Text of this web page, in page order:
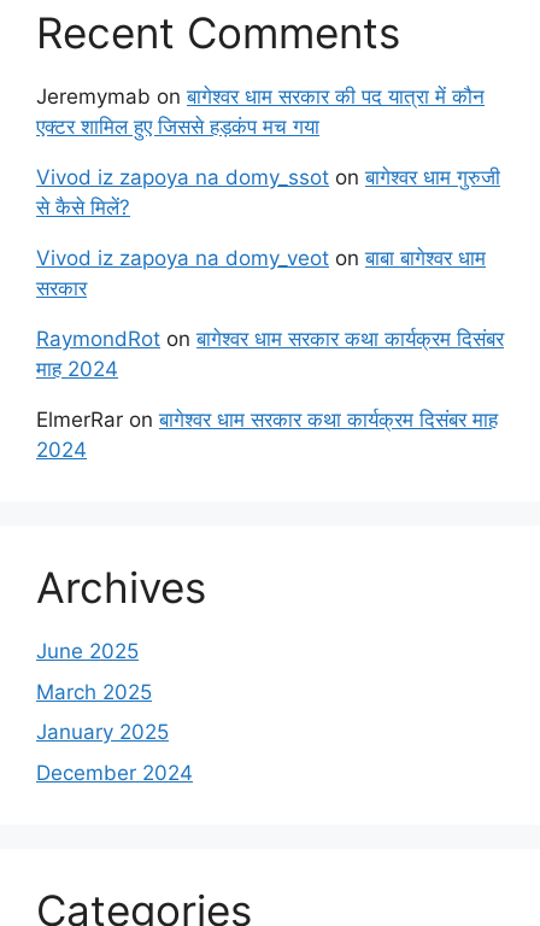
Recent Comments
Jeremymab onबागेश्वर धाम सरकार की पद यात्रा में कौन
एक्टर शामिल हुए जिससे हड़कंप मच गया
Vivod iz zapoya na domy_ssot onबागेश्वर धाम गुरुजी
से कैसे मिलें?
Vivod iz zapoya na domy_veot onबाबा बागेश्वर धाम
सरकार
RaymondRot onबागेश्वर धाम सरकार कथा कार्यक्रम दिसंबर
माह 2024
ElmerRar onबागेश्वर धाम सरकार कथा कार्यक्रम दिसंबर माह
2024
Archives
June 2025
March 2025
January 2025
December 2024
Categories